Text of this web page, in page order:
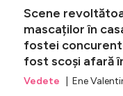
Scene
mascaților în
fostei
fost scoși afară
Vedete | Ene